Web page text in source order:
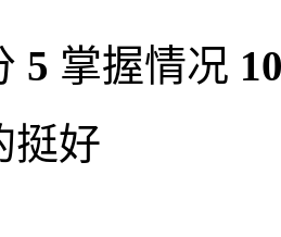
5 掌握情况
挺好